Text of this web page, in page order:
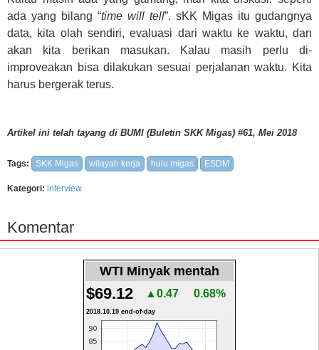
ada yang bilang “time will tell”. sKK Migas itu gudangnya
data, kita olah sendiri, evaluasi dari waktu ke waktu, dan
akan kita berikan masukan. Kalau masih perlu di-
improveakan bisa dilakukan sesuai perjalanan waktu. Kita
harus bergerak terus.
Artikel ini telah tayang di BUMI (Buletin SKK Migas) #61, Mei 2018
Tags: SKK Migas wilayah kerja hulu migas ESDM
Kategori: interview
Komentar
WTI Minyak mentah
$69.12 ▲0.47 0.68%
2018.10.19 end-of-day